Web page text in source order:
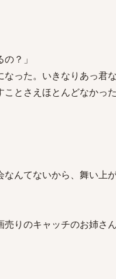
？」
った。いきなりあっ君
とさえほとんどなかっ
なんてないから、舞い上
りのキャッチのお姉さ